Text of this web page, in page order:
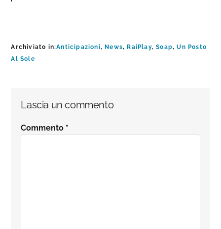
Archiviato in:Anticipazioni, News, RaiPlay,Soap,Un Posto
Al Sole
Interazioni
del
Lascia un commento
Commento *